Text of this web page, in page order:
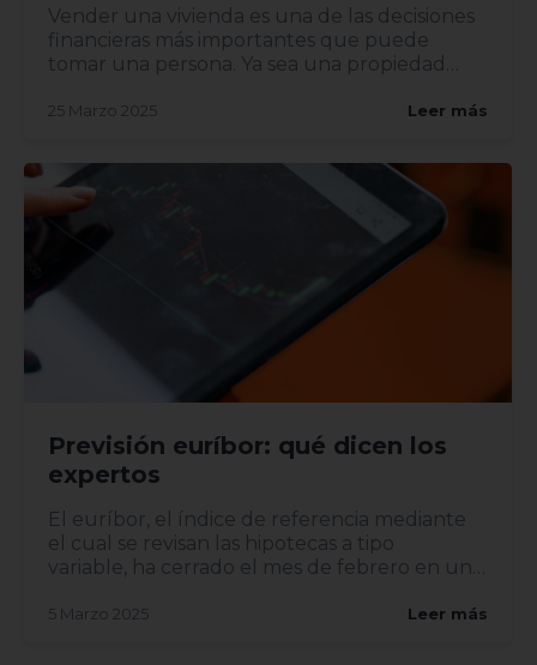
Vender una vivienda es una de las decisiones
financieras más importantes que puede
tomar una persona. Ya sea una propiedad
25 Marzo 2025 Leer más
Previsión euríbor: qué dicen los
expertos
El euríbor, el índice de referencia mediante
el cual se revisan las hipotecas a tipo
variable, ha cerrado el mes de febrero en un
5 Marzo 2025 Leer más